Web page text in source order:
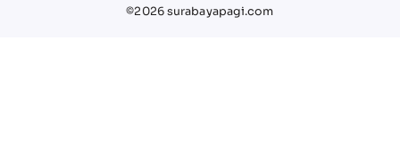
©2026 surabayapagi.com